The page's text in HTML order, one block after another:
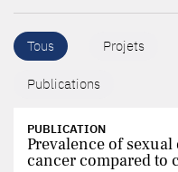
Tous Projets
Publications
PUBLICATION
Prevalence of
cancer compared to